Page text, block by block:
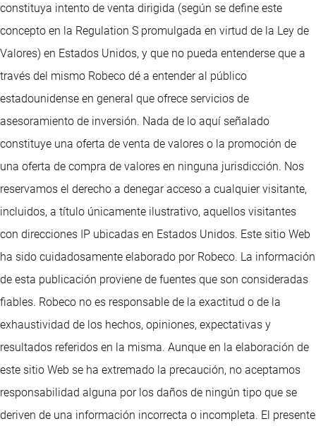
constituya intento de venta dirigida (según se define este
concepto en la Regulation S promulgada en virtud de la Ley de
Valores) en Estados Unidos, y que no pueda entenderse que a
través del mismo Robeco dé a entender al público
estadounidense en general que ofrece servicios de
asesoramiento de inversión. Nada de lo aquí señalado
constituye una oferta de venta de valores o la promoción de
una oferta de compra de valores en ninguna jurisdicción. Nos
reservamos el derecho a denegar acceso a cualquier visitante,
incluidos, a título únicamente ilustrativo, aquellos visitantes
con direcciones IP ubicadas en Estados Unidos. Este sitio Web
ha sido cuidadosamente elaborado por Robeco. La información
de esta publicación proviene de fuentes que son consideradas
fiables. Robeco no es responsable de la exactitud o de la
exhaustividad de los hechos, opiniones, expectativas y
resultados referidos en la misma. Aunque en la elaboración de
este sitio Web se ha extremado la precaución, no aceptamos
responsabilidad alguna por los daños de ningún tipo que se
deriven de una información incorrecta o incompleta. El presente